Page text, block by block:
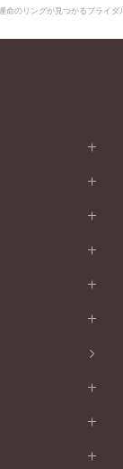
のリングが見つかるブライ